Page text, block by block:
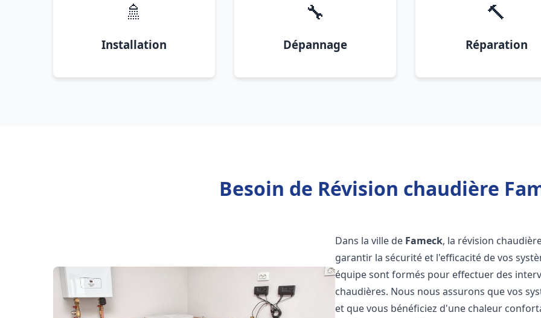
🚿
Installation
🔧
Dépannage
🔨
Réparation
Besoin de Révision chaudière
Dans la ville de Fameck, la révision
garantir la sécurité et l'efficacité de vos
équipe sont formés pour effectuer des
chaudières. Nous nous assurons que vos
et que vous bénéficiez d'une chaleur